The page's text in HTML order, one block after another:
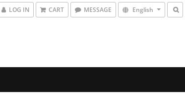
LOG IN CART MESSAGE English